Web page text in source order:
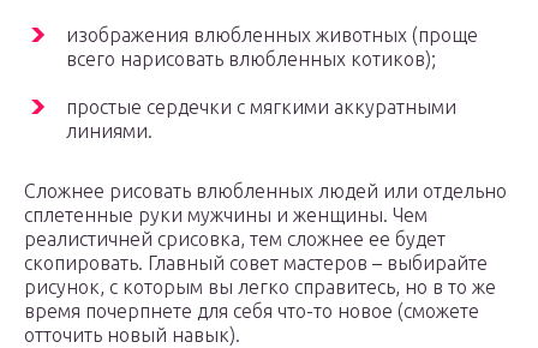
изображения влюбленных животных (проще
всего нарисовать влюбленных котиков);
простые сердечки с мягкими аккуратными
линиями.
Сложнее рисовать влюбленных людей или отдельно
сплетенные руки мужчины и женщины. Чем
реалистичней срисовка, тем сложнее ее будет
скопировать. Главный совет мастеров – выбирайте
рисунок, с которым вы легко справитесь, но в то же
время почерпнете для себя что-то новое (сможете
отточить новый навык).